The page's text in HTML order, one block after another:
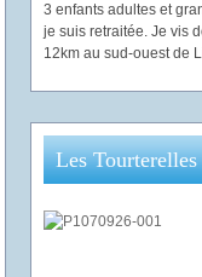
3 enfants adultes et
je suis retraitée. Je vis
12km au sud-ouest de
Les